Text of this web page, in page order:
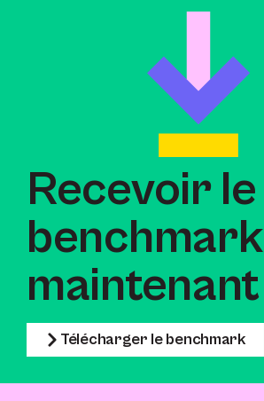
Recevoir le
benchmark
maintenant
Télécharger le benchmark